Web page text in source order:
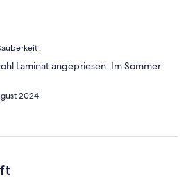
Laminat angepriesen. Im Sommer
2024